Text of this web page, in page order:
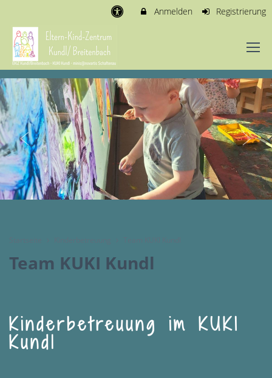
Anmelden Registrierung
Team KUKI Kundl
Kinderbetreuung im KUKI
Kundl